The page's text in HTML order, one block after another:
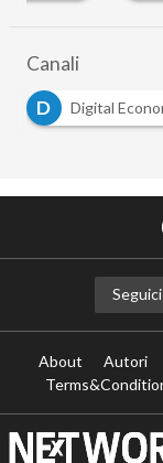
Canali
D
Digital
Seguici
About Autori